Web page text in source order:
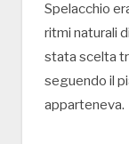
Spelacchio
ritmi naturali
stata scelta
seguendo il
apparteneva.